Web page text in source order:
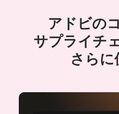
アドビの
サプライチ
さらに